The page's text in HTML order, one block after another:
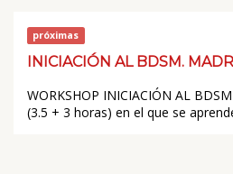
próximas
INICIACIÓN AL BDSM.
WORKSHOP INICIACIÓN AL
(3.5 + 3 horas) en el que se